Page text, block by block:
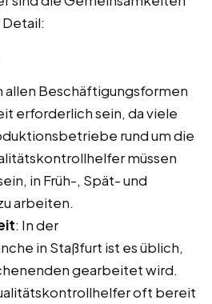
allen Beschäftigungsformen
erforderlich sein, da viele
rund um die
müssen
in Früh-, Spät- und
arbeiten.
: In der
in Staßfurt ist es üblich,
gearbeitet wird.
oft bereit